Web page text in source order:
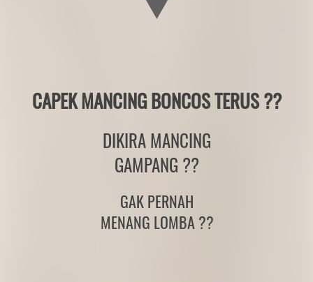
CAPEK MANCING BONCOS TERUS ??
DIKIRA MANCING
GAMPANG ??
GAK PERNAH
MENANG LOMBA ??